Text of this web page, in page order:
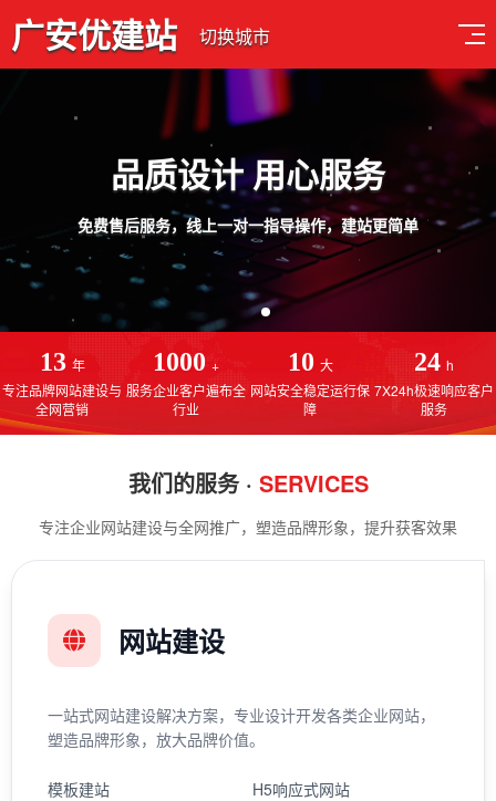
广安优建站 切换城市
品质设计 用心服务
免费售后服务，线上一对一指导操作，建站更简单
13 年
专注品牌网站建设与
全网营销
1000 +
服务企业客户遍布全
行业
10 大
网站安全稳定运行保
障
24 h
7X24h极速响应客户
服务
我们的服务 · SERVICES
专注企业网站建设与全网推广，塑造品牌形象，提升获客效果
网站建设
一站式网站建设解决方案，专业设计开发各类企业网站，
塑造品牌形象，放大品牌价值。
模板建站
H5响应式网站